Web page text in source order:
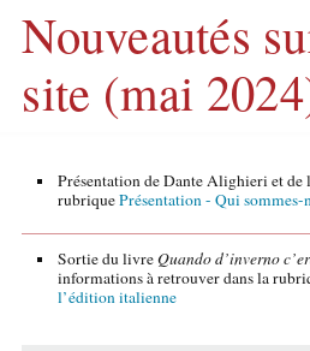
Nouveautés
site (mai
Présentation de Dante Alighieri et de
rubriquePrésentation - Qui sommes-
Sortie du livreQuando d’inverno
informations à retrouver dans la
l’édition italienne